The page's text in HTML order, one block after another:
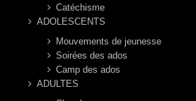
Catéchisme
ADOLESCENTS
Mouvements de jeunesse
Soirées des ados
Camp des ados
ADULTES